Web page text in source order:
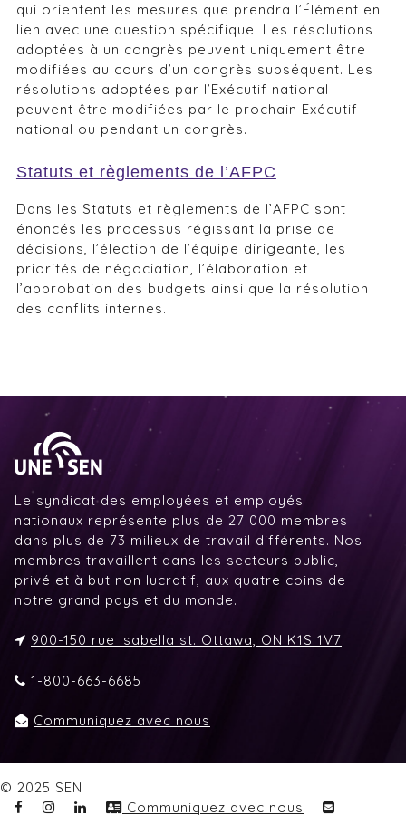
qui orientent les mesures que prendra l’Élément en
lien avec une question spécifique. Les résolutions
adoptées à un congrès peuvent uniquement être
modifiées au cours d’un congrès subséquent. Les
résolutions adoptées par l’Exécutif national
peuvent être modifiées par le prochain Exécutif
national ou pendant un congrès.
Statuts et règlements de l’AFPC
Dans les Statuts et règlements de l’AFPC sont
énoncés les processus régissant la prise de
décisions, l’élection de l’équipe dirigeante, les
priorités de négociation, l’élaboration et
l’approbation des budgets ainsi que la résolution
des conflits internes.
Le syndicat des employées et employés
nationaux représente plus de 27 000 membres
dans plus de 73 milieux de travail différents. Nos
membres travaillent dans les secteurs public,
privé et à but non lucratif, aux quatre coins de
notre grand pays et du monde.
900-150 rue Isabella st. Ottawa, ON K1S 1V7
1-800-663-6685
Communiquez avec nous
© 2025 SEN
Communiquez avec nous